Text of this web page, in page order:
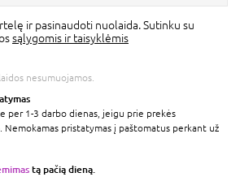
ir pasinaudoti nuolaida. Sutinku su
sąlygomis ir taisyklėmis
nesumuojamos.
per 1-3 darbo dienas, jeigu prie prekės
pristatymas į paštomatus perkant už
tą pačią dieną.